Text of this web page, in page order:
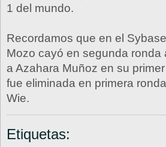
1 del mundo.
Recordamos que en el
Mozo cayó en segunda ronda
a Azahara Muñoz en su
fue eliminada en primera
Wie.
Etiquetas: